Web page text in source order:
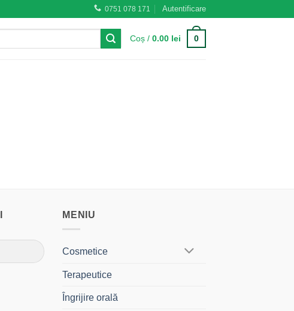
0751 078 171 Autentificare
Coș /0.00 lei 0
MENIU
Cosmetice
Terapeutice
Îngrijire orală